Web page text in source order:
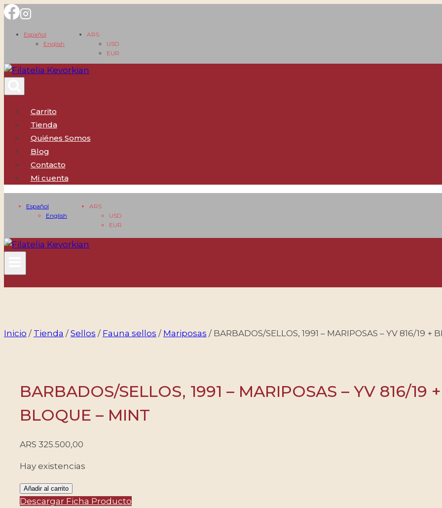
Saltar
contenido
Español
English
ARS
USD
EUR
Carrito
Tienda
Quiénes Somos
Blog
Contacto
Mi cuenta
Español
English
ARS
USD
EUR
Inicio / Tienda / Sellos / Fauna sellos / Mariposas / BARBADOS/SELLOS, 1991 – MARIPOSAS – YV 816/19 +
BARBADOS/SELLOS, 1991 – MARIPOSAS – YV 816/19
BLOQUE – MINT
ARS 325.500,00
Hay existencias
BARBADOS/SELLOS,
1991
Añadir al carrito
Descargar Ficha Producto